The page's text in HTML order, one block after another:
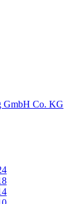
GmbH Co. KG